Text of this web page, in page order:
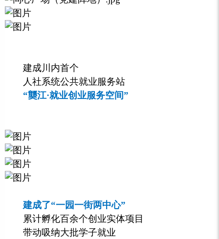
建成川内首个
人社系统公共就业服务站
“龑江·就业创业服务空间”
建成了“一园一街两中心”
累计孵化百余个创业实体项目
带动吸纳大批学子就业